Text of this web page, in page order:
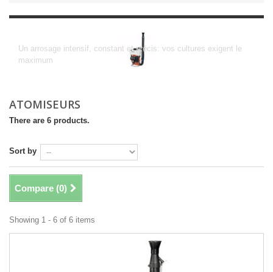
Un arrosage intensif, constant et précis: vos cultures exigent le
maximum
ATOMISEURS
There are 6 products.
Sort by
Compare (0)
Showing 1 - 6 of 6 items